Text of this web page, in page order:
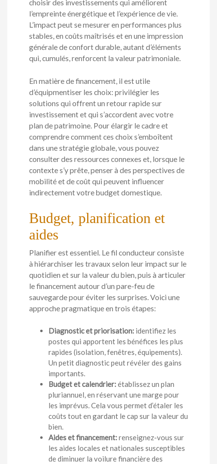
choisir des investissements qui améliorent
l’empreinte énergétique et l’expérience de vie.
L’impact peut se mesurer en performances plus
stables, en coûts maîtrisés et en une impression
générale de confort durable, autant d’éléments
qui, cumulés, renforcent la valeur patrimoniale.
En matière de financement, il est utile
d’équipmentiser les choix: privilégier les
solutions qui offrent un retour rapide sur
investissement et qui s’accordent avec votre
plan de patrimoine. Pour élargir le cadre et
comprendre comment ces choix s’emboîtent
dans une stratégie globale, vous pouvez
consulter des ressources connexes et, lorsque le
contexte s’y prête, penser à des perspectives de
mobilité et de coût qui peuvent influencer
indirectement votre budget domestique.
Budget, planification et
aides
Planifier est essentiel. Le fil conducteur consiste
à hiérarchiser les travaux selon leur impact sur le
quotidien et sur la valeur du bien, puis à articuler
le financement autour d’un pare-feu de
sauvegarde pour éviter les surprises. Voici une
approche pragmatique en trois étapes:
Diagnostic et priorisation: identifiez les
postes qui apportent les bénéfices les plus
rapides (isolation, fenêtres, équipements).
Un petit diagnostic peut révéler des gains
importants.
Budget et calendrier:établissez un plan
pluriannuel, en réservant une marge pour
les imprévus. Cela vous permet d’étaler les
coûts tout en gardant le cap sur la valeur du
bien.
Aides et financement:renseignez-vous sur
les aides locales et nationales susceptibles
de diminuer la voilure financière des